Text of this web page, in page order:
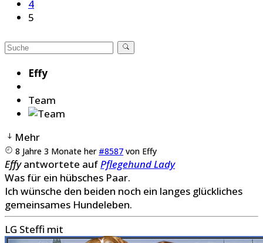
4
5
Effy
Team
Mehr
8 Jahre 3 Monate her #8587 von Effy
Effyantwortete aufPflegehund Lady
Was für ein hübsches Paar.
Ich wünsche den beiden noch ein langes glückliches
gemeinsames Hundeleben.
LG Steffi mit